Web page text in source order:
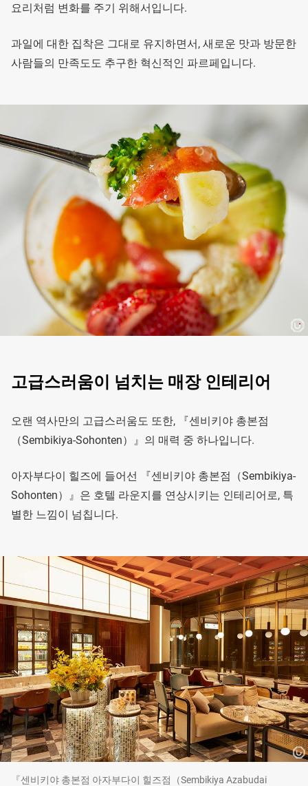
요리처럼 변화를 주기 위해서입니다.
과일에 대한 집착은 그대로 유지하면서, 새로운 맛과 방문한
사람들의 만족도도 추구한 혁신적인 파르페입니다.
고급스러움이 넘치는 매장 인테리어
오랜 역사만의 고급스러움도 또한, 『센비키야 총본점
（Sembikiya-Sohonten）』의 매력 중 하나입니다.
아자부다이 힐즈에 들어선 『센비키야 총본점（Sembikiya-
Sohonten）』은 호텔 라운지를 연상시키는 인테리어로, 특
별한 느낌이 넘칩니다.
『센비키야 총본점 아자부다이 힐즈점（Sembikiya Azabudai